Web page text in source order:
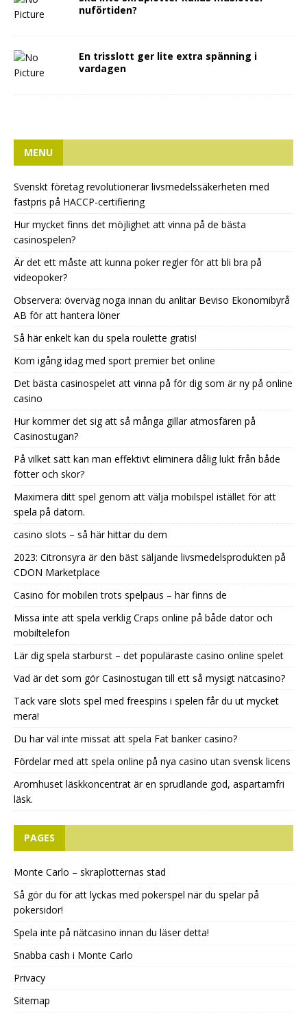
nuförtiden?
En trisslott ger lite extra spänning i
vardagen
MENU
Svenskt företag revolutionerar livsmedelssäkerheten med
fastpris på HACCP-certifiering
Hur mycket finns det möjlighet att vinna på de bästa
casinospelen?
Är det ett måste att kunna poker regler för att bli bra på
videopoker?
Observera: överväg noga innan du anlitar Beviso Ekonomibyrå
AB för att hantera löner
Så här enkelt kan du spela roulette gratis!
Kom igång idag med sport premier bet online
Det bästa casinospelet att vinna på för dig som är ny på online
casino
Hur kommer det sig att så många gillar atmosfären på
Casinostugan?
På vilket sätt kan man effektivt eliminera dålig lukt från både
fötter och skor?
Maximera ditt spel genom att välja mobilspel istället för att
spela på datorn.
casino slots – så här hittar du dem
2023: Citronsyra är den bäst säljande livsmedelsprodukten på
CDON Marketplace
Casino för mobilen trots spelpaus – här finns de
Missa inte att spela verklig Craps online på både dator och
mobiltelefon
Lär dig spela starburst – det populäraste casino online spelet
Vad är det som gör Casinostugan till ett så mysigt nätcasino?
Tack vare slots spel med freespins i spelen får du ut mycket
mera!
Du har väl inte missat att spela Fat banker casino?
Fördelar med att spela online på nya casino utan svensk licens
Aromhuset läskkoncentrat är en sprudlande god, aspartamfri
läsk.
PAGES
Monte Carlo – skraplotternas stad
Så gör du för att lyckas med pokerspel när du spelar på
pokersidor!
Spela inte på nätcasino innan du läser detta!
Snabba cash i Monte Carlo
Privacy
Sitemap